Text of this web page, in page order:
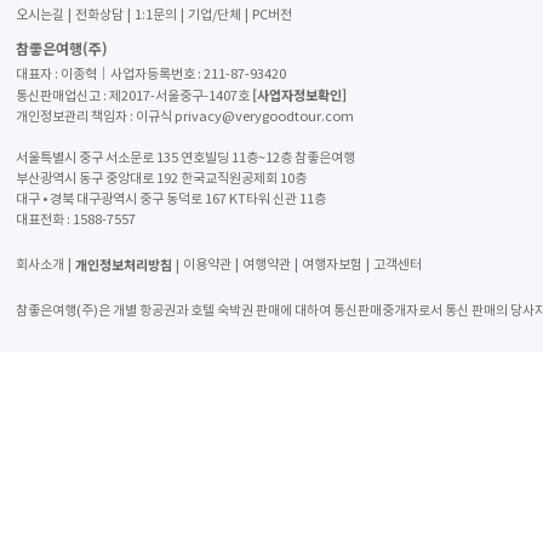
오시는길 전화상담 1:1문의 기업/단체 PC버전
참좋은여행(주)
대표자 : 이종혁│사업자등록번호 : 211-87-93420
통신판매업신고 : 제2017-서울중구-1407호 [사업자정보확인]
개인정보관리 책임자 : 이규식 privacy@verygoodtour.com
서울특별시 중구 서소문로 135 연호빌딩 11층~12층 참좋은여행
부산광역시 동구 중앙대로 192 한국교직원공제회 10층
대구 • 경북 대구광역시 중구 동덕로 167 KT타워 신관 11층
대표전화 : 1588-7557
회사소개 개인정보처리방침 이용약관 여행약관 여행자보험 고객센터
참좋은여행(주)은 개별 항공권과 호텔 숙박권 판매에 대하여 통신판매중개자로서 통신 판매의